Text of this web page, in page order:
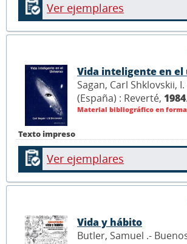
Ver ejemplares
Texto impreso
Vida inteligente en
Sagan, Carl Shklovskii,
(España) : Reverté, 1984.
Material bibliográfico en
Ver ejemplares
Vida y hábito
Butler, Samuel .-